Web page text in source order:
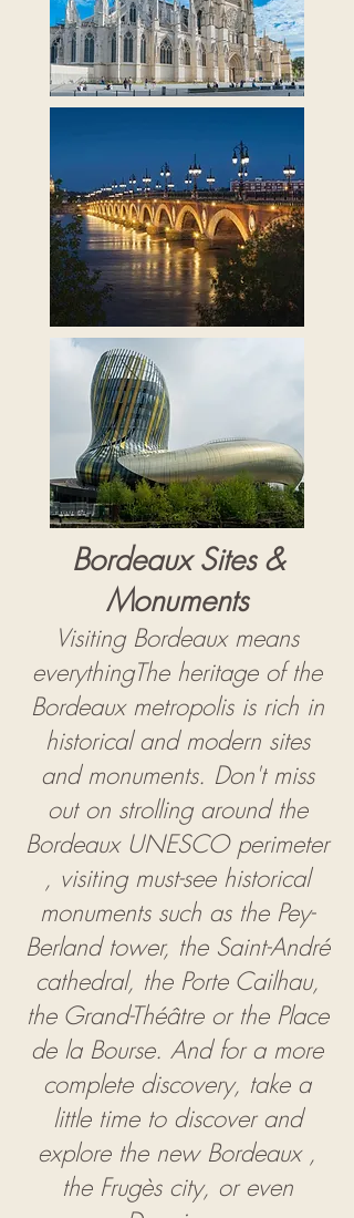
Bordeaux Sites &
Monuments
Visiting Bordeaux means
everythingThe heritage of the
Bordeaux metropolis is rich in
historical and modern sites
and monuments. Don't miss
out on strolling around the
Bordeaux UNESCO perimeter
, visiting must-see historical
monuments such as the Pey-
Berland tower, the Saint-André
cathedral, the Porte Cailhau,
the Grand-Théâtre or the Place
de la Bourse. And for a more
complete discovery, take a
little time to discover and
explore the new Bordeaux,
the Frugès city, or even